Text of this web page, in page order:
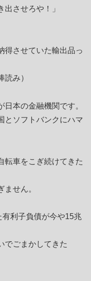
出させろや！」
得させていた輸出品っ
み）
本の金融機関です。
とソフトバンクにハマ
転車をこぎ続けてきた
せん。
利子負債が今や15兆
でごまかしてきた